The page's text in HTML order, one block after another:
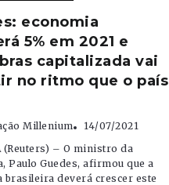
economia
5% em 2021 e
capitalizada vai
no ritmo que o país
Millenium
14/07/2021
(Reuters) – O ministro da
Paulo Guedes, afirmou que a
brasileira deverá crescer este